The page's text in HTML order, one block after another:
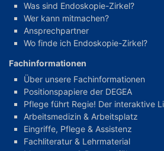
Was sind Endoskopie-Zirkel?
Wer kann mitmachen?
Ansprechpartner
Wo finde ich Endoskopie-Zirkel?
Fachinformationen
Über unsere Fachinformationen
Positionspapiere der DEGEA
Pflege führt Regie! Der interaktive
Arbeitsmedizin & Arbeitsplatz
Eingriffe, Pflege & Assistenz
Fachliteratur & Lehrmaterial